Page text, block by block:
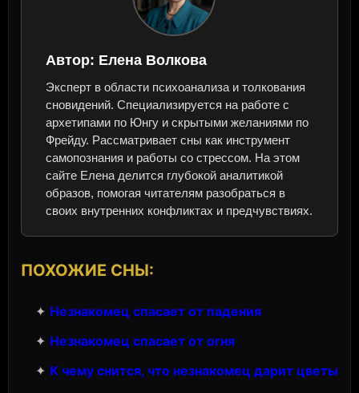
Автор: Елена Волкова
Эксперт в области психоанализа и толкования
сновидений. Специализируется на работе с
архетипами по Юнгу и скрытыми желаниями по
Фрейду. Рассматривает сны как инструмент
самопознания и работы со стрессом. На этом
сайте Елена делится глубокой аналитикой
образов, помогая читателям разобраться в
своих внутренних конфликтах и предчувствиях.
ПОХОЖИЕ СНЫ:
✦ Незнакомец спасает от падения
✦ Незнакомец спасает от огня
✦ К чему снится, что незнакомец дарит цветы